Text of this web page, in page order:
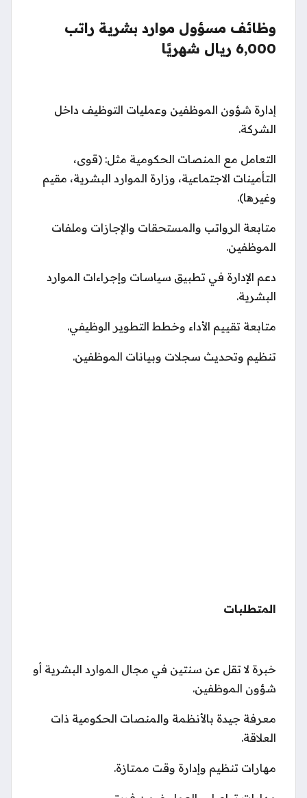
وظائف مسؤول موارد بشرية راتب
6,000 ريال شهريًا
إدارة شؤون الموظفين وعمليات التوظيف داخل
الشركة.
التعامل مع المنصات الحكومية مثل: (قوى،
التأمينات الاجتماعية، وزارة الموارد البشرية، مقيم
وغيرها).
متابعة الرواتب والمستحقات والإجازات وملفات
الموظفين.
دعم الإدارة في تطبيق سياسات وإجراءات الموارد
البشرية.
متابعة تقييم الأداء وخطط التطوير الوظيفي.
تنظيم وتحديث سجلات وبيانات الموظفين.
المتطلبات
خبرة لا تقل عن سنتين في مجال الموارد البشرية أو
شؤون الموظفين.
معرفة جيدة بالأنظمة والمنصات الحكومية ذات
العلاقة.
مهارات تنظيم وإدارة وقت ممتازة.